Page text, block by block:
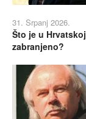
31. Srpanj 2026.
Što je u
zabranjeno?